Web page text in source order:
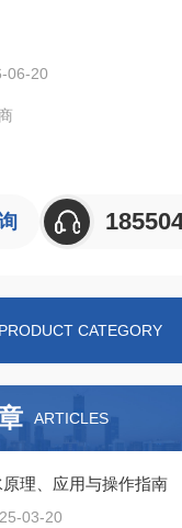
06-20
PRODUCT CATEGORY
ARTICLES
理、应用与操作指南
03-20